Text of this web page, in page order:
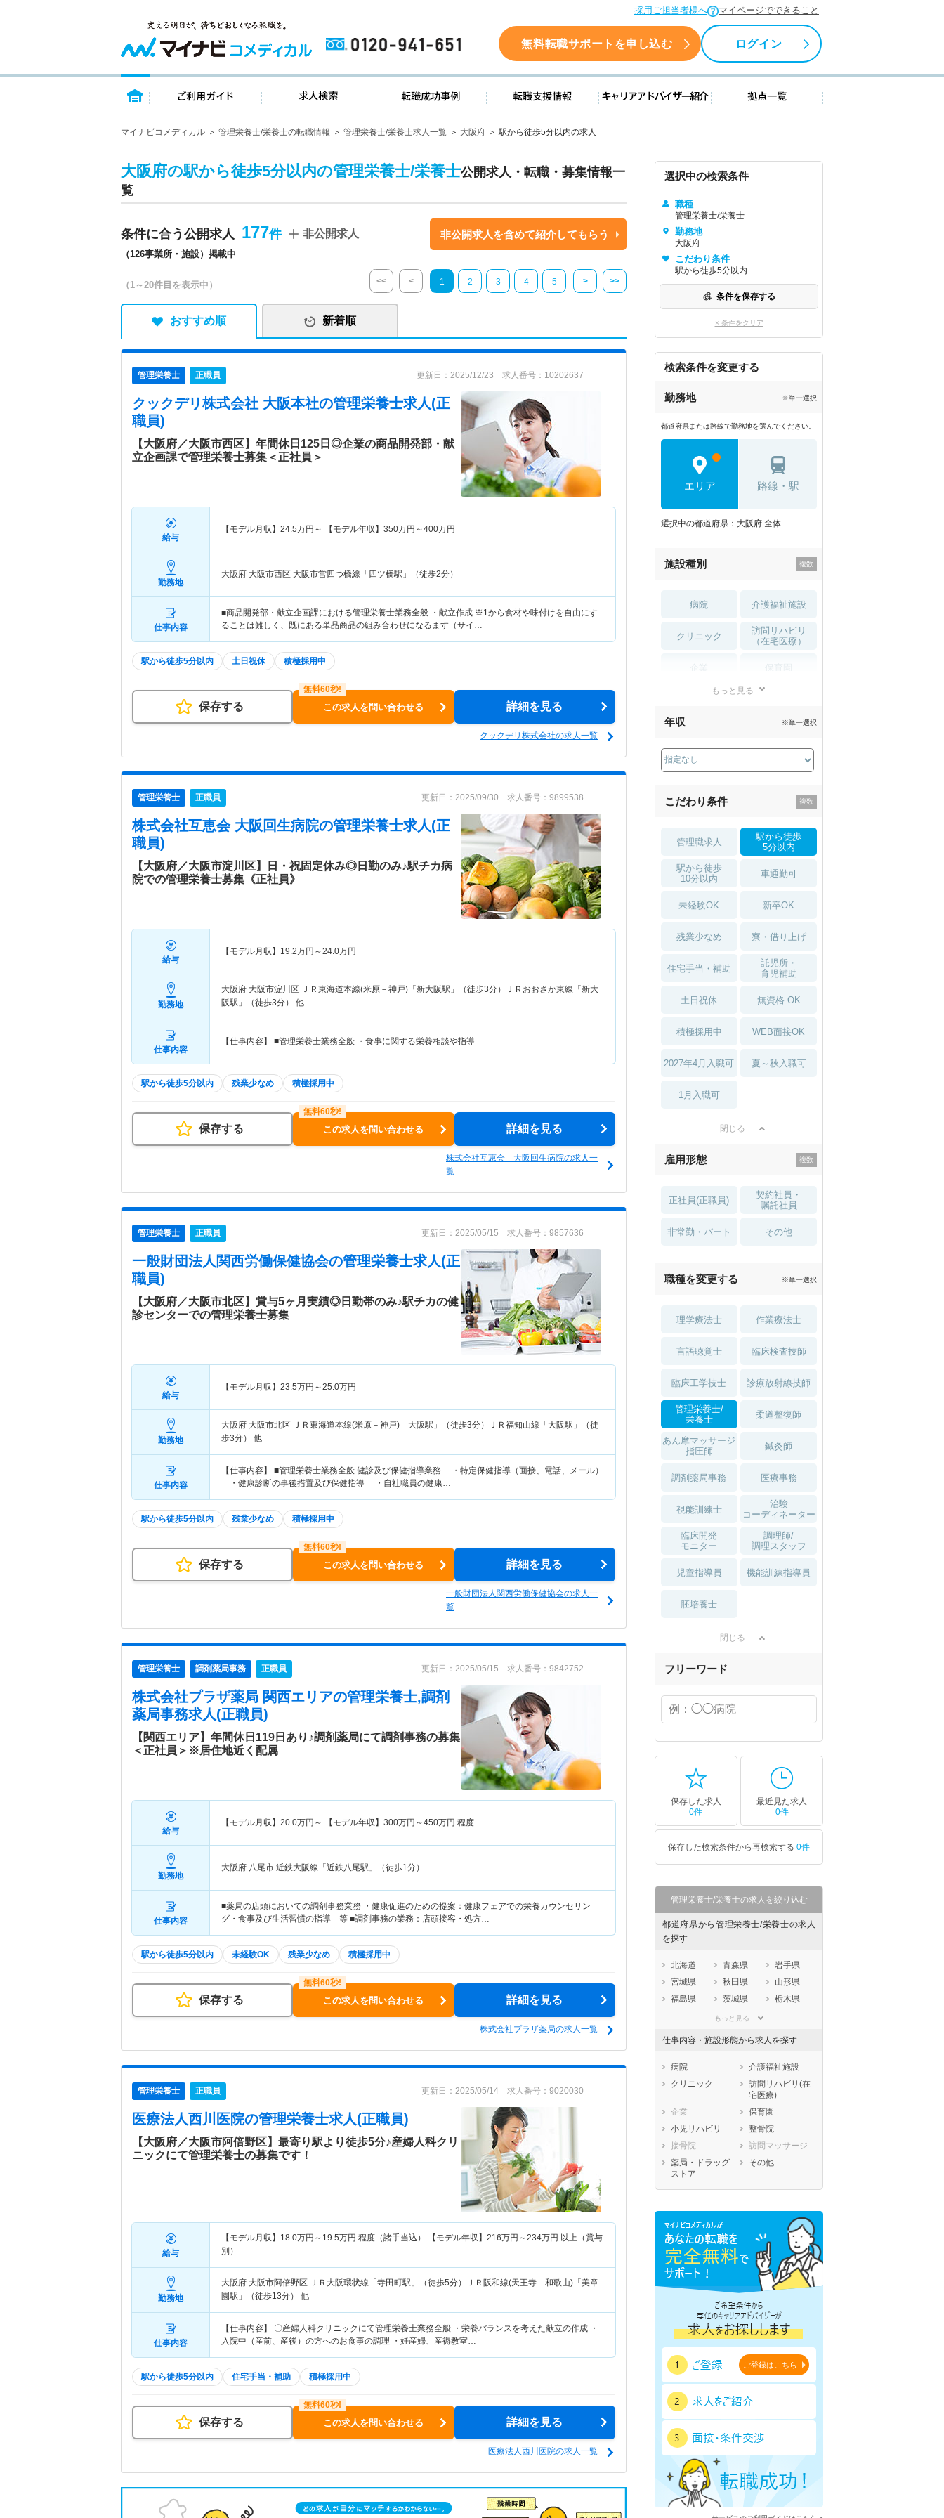
採用ご担当者様へ マイページでできること
0120-941-651 無料転職サポートを申し込む ログイン
トップページ ご利用ガイド 求人検索 転職成功事例 転職支援情報 キャリアアドバイザー紹介 拠点一覧
マイナビコメディカル 管理栄養士/栄養士の転職情報 管理栄養士/栄養士求人一覧 大阪府 駅から徒歩5分以内の求人
大阪府の駅から徒歩5分以内の管理栄養士/栄養士公開求人・転職・募集情報一
覧
条件に合う公開求人 177
（126事業所・施設）掲載中
非公開求人 非公開求人を含めて紹介してもらう
（1～20件目を表示中） << < 1 2 3 4 5 > >>
おすすめ順 新着順
管理栄養士 正職員 更新日：2025/12/23 求人番号：10202637
クックデリ株式会社 大阪本社の管理栄養士求人(正
職員)
【大阪府／大阪市西区】年間休日125日◎企業の商品開発部・献
立企画課で管理栄養士募集＜正社員＞
給与
【モデル月収】 24.5万円～ 【モデル年収】 350万円～400万円
勤務地
大阪府 大阪市西区 大阪市営四つ橋線「四ツ橋駅」（徒歩2分）
仕事内容
■商品開発部・献立企画課における管理栄養士業務全般 ・献立作成 ※1から食材や味付けを自由にす
ることは難しく、既にある単品商品の組み合わせになるます（サイ…
駅から徒歩5分以内 土日祝休 積極採用中
保存する この求人を問い合わせる 詳細を見る
クックデリ株式会社の求人一覧
管理栄養士 正職員 更新日：2025/09/30 求人番号：9899538
株式会社互恵会 大阪回生病院の管理栄養士求人(正
職員)
【大阪府／大阪市淀川区】日・祝固定休み◎日勤のみ♪駅チカ病
院での管理栄養士募集《正社員》
給与
【モデル月収】 19.2万円～24.0万円
勤務地
大阪府 大阪市淀川区 ＪＲ東海道本線(米原－神戸)「新大阪駅」（徒歩3分）ＪＲおおさか東線「新大
阪駅」（徒歩3分） 他
仕事内容
【仕事内容】 ■管理栄養士業務全般 ・食事に関する栄養相談や指導
駅から徒歩5分以内 残業少なめ 積極採用中
保存する この求人を問い合わせる 詳細を見る
株式会社互恵会 大阪回生病院の求人一
覧
管理栄養士 正職員 更新日：2025/05/15 求人番号：9857636
一般財団法人関西労働保健協会の管理栄養士求人(正
職員)
【大阪府／大阪市北区】賞与5ヶ月実績◎日勤帯のみ♪駅チカの健
診センターでの管理栄養士募集
給与
【モデル月収】 23.5万円～25.0万円
勤務地
大阪府 大阪市北区 ＪＲ東海道本線(米原－神戸)「大阪駅」（徒歩3分）ＪＲ福知山線「大阪駅」（徒
歩3分） 他
仕事内容
【仕事内容】 ■管理栄養士業務全般 健診及び保健指導業務 ・特定保健指導（面接、電話、メール）
・健康診断の事後措置及び保健指導 ・自社職員の健康…
駅から徒歩5分以内 残業少なめ 積極採用中
保存する この求人を問い合わせる 詳細を見る
一般財団法人関西労働保健協会の求人一
覧
管理栄養士 調剤薬局事務 正職員 更新日：2025/05/15 求人番号：9842752
株式会社プラザ薬局 関西エリアの管理栄養士,調剤
薬局事務求人(正職員)
【関西エリア】年間休日119日あり♪調剤薬局にて調剤事務の募集
＜正社員＞※居住地近く配属
給与
【モデル月収】 20.0万円～ 【モデル年収】 300万円～450万円 程度
勤務地
大阪府 八尾市 近鉄大阪線「近鉄八尾駅」（徒歩1分）
仕事内容
■薬局の店頭においての調剤事務業務 ・健康促進のための提案：健康フェアでの栄養カウンセリン
グ・食事及び生活習慣の指導 等 ■調剤事務の業務：店頭接客・処方…
駅から徒歩5分以内 未経験OK 残業少なめ 積極採用中
保存する この求人を問い合わせる 詳細を見る
株式会社プラザ薬局の求人一覧
管理栄養士 正職員 更新日：2025/05/14 求人番号：9020030
医療法人西川医院の管理栄養士求人(正職員)
【大阪府／大阪市阿倍野区】最寄り駅より徒歩5分♪産婦人科クリ
ニックにて管理栄養士の募集です！
給与
【モデル月収】 18.0万円～ 19.5万円 程度（諸手当込） 【モデル年収】 216万円～234万円 以上（賞与
別）
勤務地
大阪府 大阪市阿倍野区 ＪＲ大阪環状線「寺田町駅」（徒歩5分）ＪＲ阪和線(天王寺－和歌山)「美章
園駅」（徒歩13分） 他
仕事内容
【仕事内容】 〇産婦人科クリニックにて管理栄養士業務全般 ・栄養バランスを考えた献立の作成 ・
入院中（産前、産後）の方へのお食事の調理 ・妊産婦、産褥教室…
駅から徒歩5分以内 住宅手当・補助 積極採用中
保存する この求人を問い合わせる 詳細を見る
医療法人西川医院の求人一覧
選択中の検索条件
職種
管理栄養士/栄養士
勤務地
大阪府
こだわり条件
駅から徒歩5分以内
条件を保存する
× 条件をクリア
検索条件を変更する
勤務地 ※単一選択
都道府県または路線で勤務地を選んでください。
エリア 路線・駅
選択中の都道府県：大阪府 全体
施設種別
病院 介護福祉施設
クリニック
訪問リハビリ
（在宅医療）
薬局・
もっと見る
年収 ※単一選択
こだわり条件
管理職求人
駅から徒歩
5分以内
駅から徒歩
10分以内
車通勤可
未経験OK 新卒OK
残業少なめ 寮・借り上げ
住宅手当・補助
託児所・
育児補助
土日祝休 無資格 OK
積極採用中 WEB面接OK
2027年4月入職可 夏～秋入職可
1月入職可
閉じる
雇用形態
正社員(正職員)
契約社員・
嘱託社員
非常勤・パート その他
職種を変更する ※単一選択
理学療法士 作業療法士
言語聴覚士 臨床検査技師
臨床工学技士 診療放射線技師
管理栄養士/
栄養士
柔道整復師
あん摩マッサージ
指圧師
鍼灸師
調剤薬局事務 医療事務
視能訓練士
治験
コーディネーター
臨床開発
モニター
調理師/
調理スタッフ
児童指導員 機能訓練指導員
胚培養士
閉じる
フリーワード
保存した求人
0件
最近見た求人
0件
保存した検索条件から再検索する 0件
管理栄養士/栄養士の求人を絞り込む
都道府県から管理栄養士/栄養士の求人
を探す
北海道 青森県
岩手県
宮城県
秋田県
山形県
福島県
茨城県
栃木県
埼玉県
石川県
福井県
岐阜県
静岡県
愛知県
三重県
大阪府
兵庫県
奈良県
鳥取県
島根県
広島県
山口県
徳島県
香川県
愛媛県
もっと見る
仕事内容・施設形態から求人を探す
病院
介護福祉施設
クリニック
訪問リハビリ(在
宅医療)
企業
保育園
小児リハビリ
整骨院
接骨院
訪問マッサージ
薬局・ドラッグ
ストア
その他
ご登録はこちら